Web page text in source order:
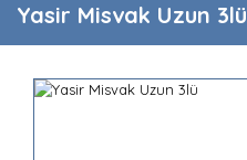
Yasir Misvak Uzun 3lü